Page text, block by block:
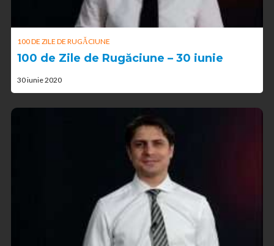
100 DE ZILE DE RUGĂCIUNE
100 de Zile de Rugăciune – 30 iunie
30 iunie 2020